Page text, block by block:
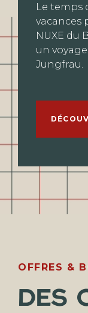
Le temps
vacances
NUXE du
un
Jungfrau.
OFFRES &
DES